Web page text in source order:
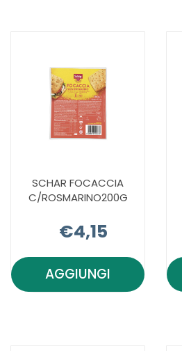
CARRELLO
SCHAR FOCACCIA
C/ROSMARINO200G
€4,15
AGGIUNGIAGGIUNGI SCHAR